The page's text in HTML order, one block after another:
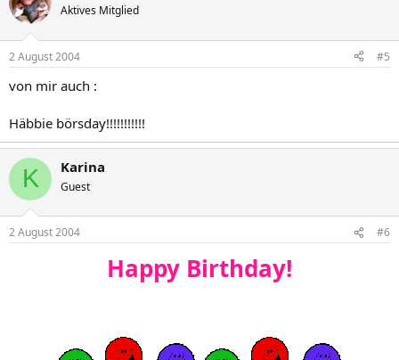
Aktives Mitglied
2 August 2004 #5
von mir auch :
Häbbie börsday!!!!!!!!!!!
K Karina
Guest
2 August 2004 #6
Happy Birthday!​